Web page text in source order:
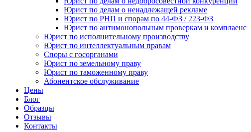
Юрист по делам о ненадлежащей рекламе
Юрист по РНП и спорам по 44-ФЗ / 223-ФЗ
Юрист по антимонопольным проверкам и комплаенс
Юрист по исполнительному производству
Юрист по интеллектуальным правам
Споры с госорганами
Юрист по земельному праву
Юрист по таможенному праву
Абонентское обслуживание
Цены
Блог
Образцы
Отзывы
Контакты